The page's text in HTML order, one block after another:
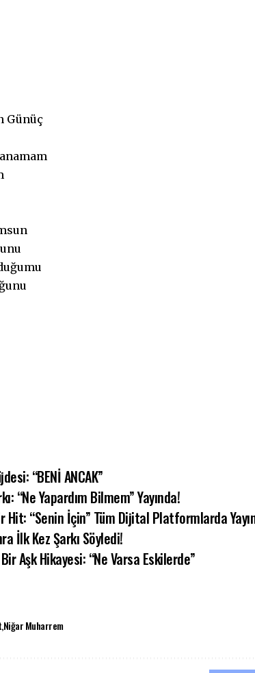
Günüç
“BENİ ANCAK”
“Ne Yapardım Bilmem” Yayında!
Hit: “Senin İçin” Tüm Dijital Platformlarda
İlk Kez Şarkı Söyledi!
Aşk Hikayesi: “Ne Varsa Eskilerde”
Niğar Muharrem